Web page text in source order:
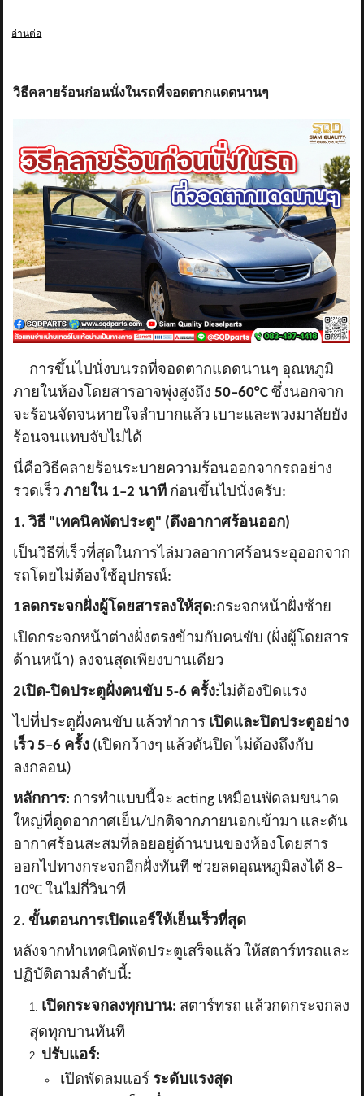
อ่านต่อ
วิธีคลายร้อนก่อนนั่งในรถที่จอดตากแดดนานๆ
การขึ้นไปนั่งบนรถที่จอดตากแดดนานๆ อุณหภูมิ
ภายในห้องโดยสารอาจพุ่งสูงถึง50–60°C ซึ่งนอกจาก
จะร้อนจัดจนหายใจลำบากแล้ว เบาะและพวงมาลัยยัง
ร้อนจนแทบจับไม่ได้
นี่คือวิธีคลายร้อนระบายความร้อนออกจากรถอย่าง
รวดเร็วภายใน 1–2 นาที ก่อนขึ้นไปนั่งครับ:
1. วิธี "เทคนิคพัดประตู" (ดึงอากาศร้อนออก)
เป็นวิธีที่เร็วที่สุดในการไล่มวลอากาศร้อนระอุออกจาก
รถโดยไม่ต้องใช้อุปกรณ์:
1ลดกระจกฝั่งผู้โดยสารลงให้สุด:กระจกหน้าฝั่งซ้าย
เปิดกระจกหน้าต่างฝั่งตรงข้ามกับคนขับ (ฝั่งผู้โดยสาร
ด้านหน้า) ลงจนสุดเพียงบานเดียว
2เปิด-ปิดประตูฝั่งคนขับ 5-6 ครั้ง: ไม่ต้องปิดแรง
ไปที่ประตูฝั่งคนขับ แล้วทำการ เปิดและปิดประตูอย่าง
เร็ว5–6 ครั้ง (เปิดกว้างๆ แล้วดันปิด ไม่ต้องถึงกับ
ลงกลอน)
หลักการ: การทำแบบนี้จะacting เหมือนพัดลมขนาด
ใหญ่ที่ดูดอากาศเย็น/ปกติจากภายนอกเข้ามา และดัน
อากาศร้อนสะสมที่ลอยอยู่ด้านบนของห้องโดยสาร
ออกไปทางกระจกอีกฝั่งทันที ช่วยลดอุณหภูมิลงได้ 8–
10°C ในไม่กี่วินาที
2. ขั้นตอนการเปิดแอร์ให้เย็นเร็วที่สุด
หลังจากทำเทคนิคพัดประตูเสร็จแล้ว ให้สตาร์ทรถและ
ปฏิบัติตามลำดับนี้:
เปิดกระจกลงทุกบาน: สตาร์ทรถ แล้วกดกระจกลง
สุดทุกบานทันที
ปรับแอร์:
เปิดพัดลมแอร์ ระดับแรงสุด